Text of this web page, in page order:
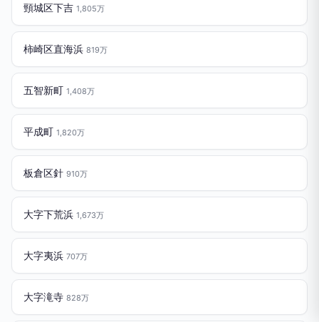
頸城区下吉 1,805万
柿崎区直海浜 819万
五智新町 1,408万
平成町 1,820万
板倉区針 910万
大字下荒浜 1,673万
大字夷浜 707万
大字滝寺 828万